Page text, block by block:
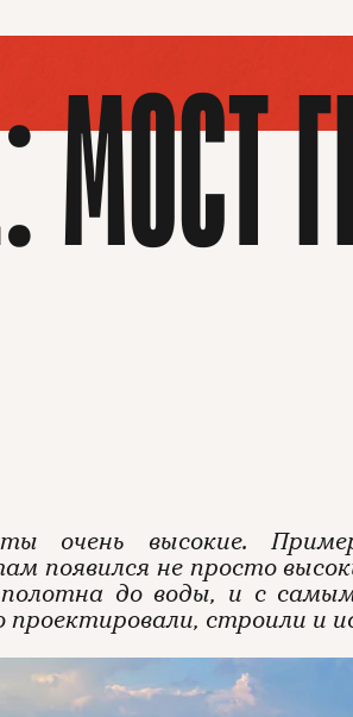
очень высокие.
появился не просто
до воды, и с
проектировали, строили и